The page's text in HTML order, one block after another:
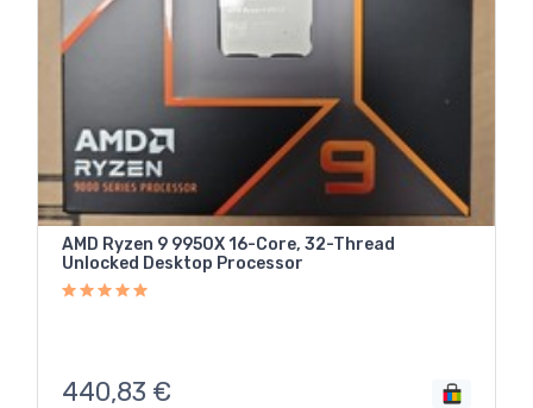
AMD Ryzen 9 9950X 16-Core, 32-Thread
Unlocked Desktop Processor
440,83 €